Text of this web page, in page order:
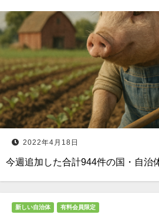
2022年4月18日
今週追加した合計944件の国・自治
新しい自治体 有料会員限定